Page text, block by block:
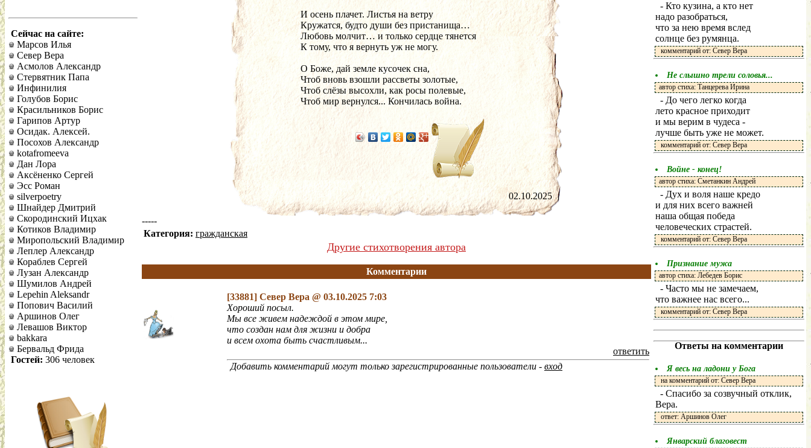
Сейчас на сайте:
Марсов Илья
Север Вера
Асмолов Александр
Стервятник Папа
Инфинилия
Голубов Борис
Красильников Борис
Гарипов Артур
Осидак. Алексей.
Посохов Александр
kotafromeeva
Дан Лора
Аксёненко Сергей
Эсс Роман
silverpoetry
Шнайдер Дмитрий
Скородинский Ицхак
Котиков Владимир
Миропольский Владимир
Леплер Александр
Кораблев Сергей
Лузан Александр
Шумилов Андрей
Lepehin Aleksandr
Попович Василий
Аршинов Олег
Левашов Виктор
bakkara
Бервальд Фрида
Гостей: 306 человек
И осень плачет. Листья на ветру
Кружатся, будто души без пристанища…
Любовь молчит… и только сердце тянется
К тому, что я вернуть уж не могу.
О Боже, дай земле кусочек сна,
Чтоб вновь взошли рассветы золотые,
Чтоб слёзы высохли, как росы полевые,
Чтоб мир вернулся... Кончилась война.
02.10.2025
-----
Категория: гражданская
Другие стихотворения автора
Комментарии
[33881] Север Вера @ 03.10.2025 7:03
Хороший посыл.
Мы все живем надеждой в этом мире,
что создан нам для жизни и добра
и всем охота быть счастливым...
ответить
Добавить комментарий могут только зарегистрированные пользователи - вход
- Кто кузина, а кто нет
надо разобраться,
что за нею время вслед
солнце без румянца.
комментарий от: Север Вера
Не слышно трели соловья...
автор стиха: Танцерева Ирина
- До чего легко когда
лето красное приходит
и мы верим в чудеса -
лучше быть уже не может.
комментарий от: Север Вера
Войне - конец!
автор стиха: Сметанкин Андрей
- Дух и воля наше кредо
и для них всего важней
наша общая победа
человеческих страстей.
комментарий от: Север Вера
Признание мужа
автор стиха: Лебедев Борис
- Часто мы не замечаем,
что важнее нас всего...
комментарий от: Север Вера
Ответы на комментарии
Я весь на ладони у Бога
на комментарий от: Север Вера
- Спасибо за созвучный отклик,
Вера.
ответ: Аршинов Олег
Январский благовест